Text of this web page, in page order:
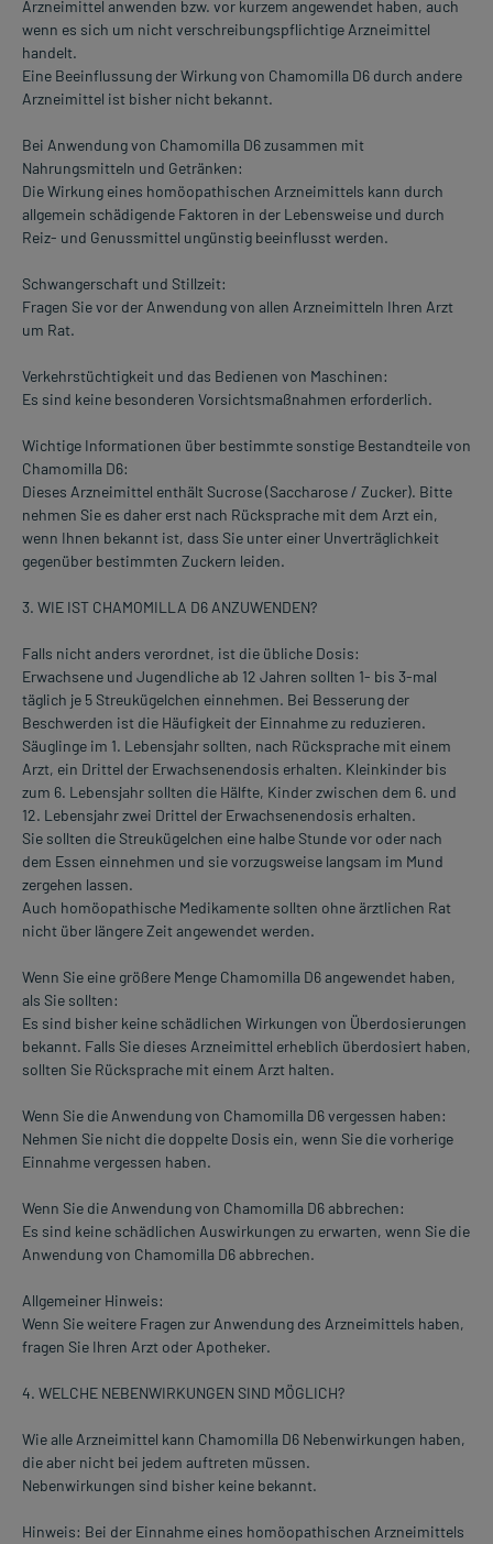
Arzneimittel anwenden bzw. vor kurzem angewendet haben, auch
wenn es sich um nicht verschreibungspflichtige Arzneimittel
handelt.
Eine Beeinflussung der Wirkung von Chamomilla D6 durch andere
Arzneimittel ist bisher nicht bekannt.
Bei Anwendung von Chamomilla D6 zusammen mit
Nahrungsmitteln und Getränken:
Die Wirkung eines homöopathischen Arzneimittels kann durch
allgemein schädigende Faktoren in der Lebensweise und durch
Reiz- und Genussmittel ungünstig beeinflusst werden.
Schwangerschaft und Stillzeit:
Fragen Sie vor der Anwendung von allen Arzneimitteln Ihren Arzt
um Rat.
Verkehrstüchtigkeit und das Bedienen von Maschinen:
Es sind keine besonderen Vorsichtsmaßnahmen erforderlich.
Wichtige Informationen über bestimmte sonstige Bestandteile von
Chamomilla D6:
Dieses Arzneimittel enthält Sucrose (Saccharose / Zucker). Bitte
nehmen Sie es daher erst nach Rücksprache mit dem Arzt ein,
wenn Ihnen bekannt ist, dass Sie unter einer Unverträglichkeit
gegenüber bestimmten Zuckern leiden.
3. WIE IST CHAMOMILLA D6 ANZUWENDEN?
Falls nicht anders verordnet, ist die übliche Dosis:
Erwachsene und Jugendliche ab 12 Jahren sollten 1- bis 3-mal
täglich je 5 Streukügelchen einnehmen. Bei Besserung der
Beschwerden ist die Häufigkeit der Einnahme zu reduzieren.
Säuglinge im 1. Lebensjahr sollten, nach Rücksprache mit einem
Arzt, ein Drittel der Erwachsenendosis erhalten. Kleinkinder bis
zum 6. Lebensjahr sollten die Hälfte, Kinder zwischen dem 6. und
12. Lebensjahr zwei Drittel der Erwachsenendosis erhalten.
Sie sollten die Streukügelchen eine halbe Stunde vor oder nach
dem Essen einnehmen und sie vorzugsweise langsam im Mund
zergehen lassen.
Auch homöopathische Medikamente sollten ohne ärztlichen Rat
nicht über längere Zeit angewendet werden.
Wenn Sie eine größere Menge Chamomilla D6 angewendet haben,
als Sie sollten:
Es sind bisher keine schädlichen Wirkungen von Überdosierungen
bekannt. Falls Sie dieses Arzneimittel erheblich überdosiert haben,
sollten Sie Rücksprache mit einem Arzt halten.
Wenn Sie die Anwendung von Chamomilla D6 vergessen haben:
Nehmen Sie nicht die doppelte Dosis ein, wenn Sie die vorherige
Einnahme vergessen haben.
Wenn Sie die Anwendung von Chamomilla D6 abbrechen:
Es sind keine schädlichen Auswirkungen zu erwarten, wenn Sie die
Anwendung von Chamomilla D6 abbrechen.
Allgemeiner Hinweis:
Wenn Sie weitere Fragen zur Anwendung des Arzneimittels haben,
fragen Sie Ihren Arzt oder Apotheker.
4. WELCHE NEBENWIRKUNGEN SIND MÖGLICH?
Wie alle Arzneimittel kann Chamomilla D6 Nebenwirkungen haben,
die aber nicht bei jedem auftreten müssen.
Nebenwirkungen sind bisher keine bekannt.
Hinweis: Bei der Einnahme eines homöopathischen Arzneimittels